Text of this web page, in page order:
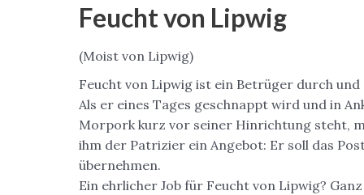
Feucht von Lipwig
(Moist von Lipwig)
Feucht von Lipwig ist ein Betrüger durch und
Als er eines Tages geschnappt wird und in
Morpork kurz vor seiner Hinrichtung steht,
ihm der Patrizier ein Angebot: Er soll das
übernehmen.
Ein ehrlicher Job für Feucht von Lipwig?